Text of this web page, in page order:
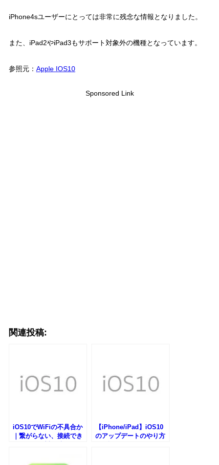
iPhone4sユーザーにとっては非常に残念な情報となりました。
また、iPad2やiPad3もサポート対象外の機種となっています。
参照元： Apple IOS10
Sponsored Link
関連投稿:
iOS10でWiFiの不具合か
｜繋がらない、接続でき
【iPhone/iPad】iOS10
のアップデートのやり方